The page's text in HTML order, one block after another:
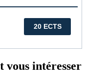
20 ECTS
vous intéresser